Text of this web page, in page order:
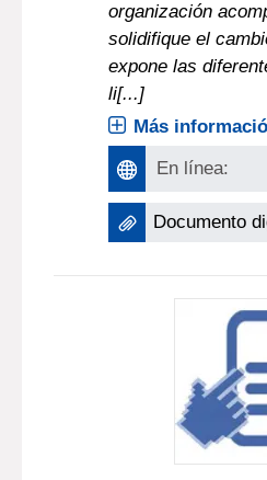
organización
solidifique el
expone las
li[...]
Más
En línea:
Documento